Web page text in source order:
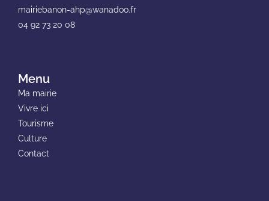
mairiebanon-ahp@wanadoo.fr
04 92 73 20 08
Menu
Ma mairie
Vivre ici
Tourisme
Culture
Contact